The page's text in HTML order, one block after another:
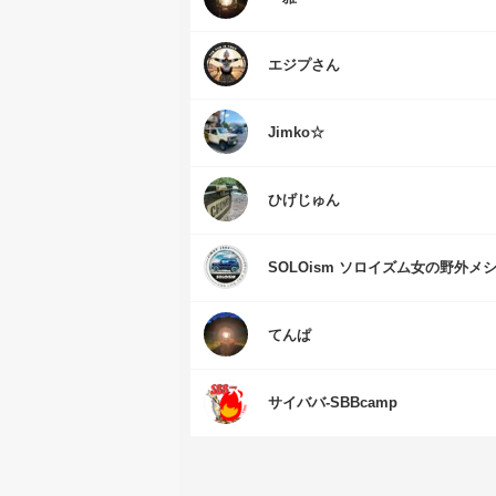
エジプさん
Jimko☆
ひげじゅん
SOLOism ソロイズム女の野外メシ
てんぱ
サイババ-SBBcamp